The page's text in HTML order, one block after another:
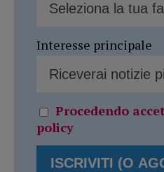
Interesse principale
Procedendo
policy